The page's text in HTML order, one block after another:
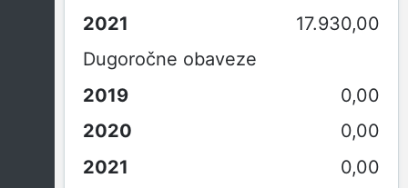
17.930,00
Dugoročne obaveze
0,00
0,00
0,00